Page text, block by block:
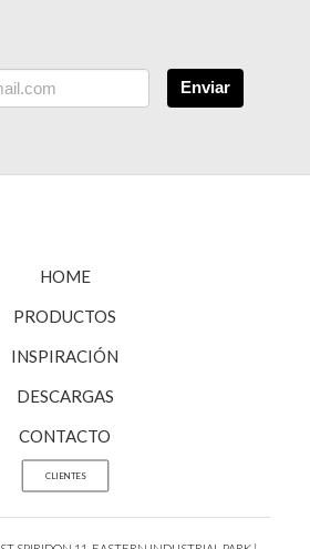
Enviar
HOME
PRODUCTOS
INSPIRACIÓN
DESCARGAS
CONTACTO
CLIENTES